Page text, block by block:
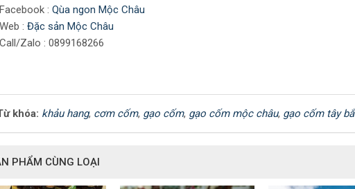
Facebook : Qùa ngon Mộc Châu
Web : Đặc sản Mộc Châu
Call/Zalo : 0899168266
khóa: khảu hang, cơm cốm, gạo cốm, gạo cốm mộc châu, gạo cốm tây
PHẨM CÙNG LOẠI